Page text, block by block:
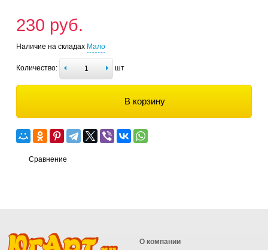
230 руб.
Наличие на складах Мало
Количество: шт
В корзину
Сравнение
О компании